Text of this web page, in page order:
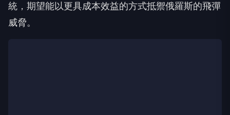
統，期望能以更具成本效益的方式抵禦俄羅斯的飛彈
威脅。